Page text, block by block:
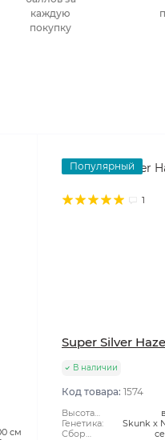
каждую
покупку
см
Популярный
1
Super Silver Haze
В наличии
Код товара: 1574
Высота
растения:
Генетика:
Skunk x
Сбор